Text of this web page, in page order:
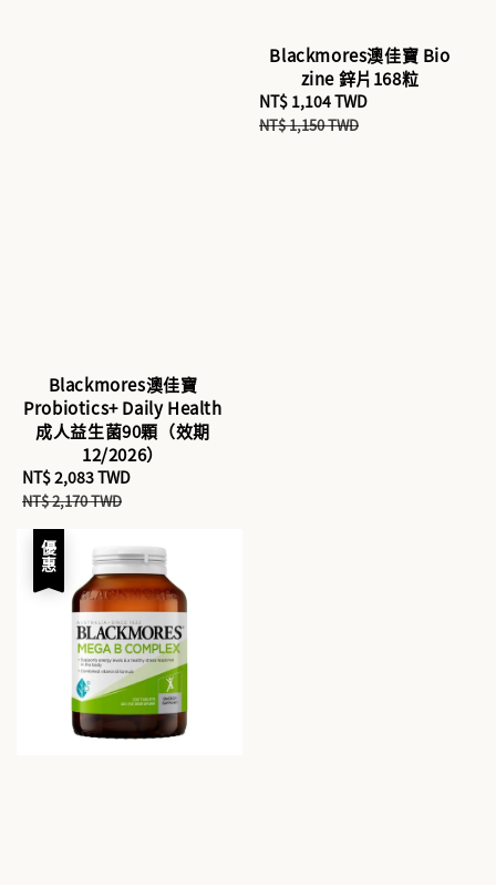
Blackmores澳佳寶
Probiotics+ Daily Health
成人益生菌90顆（效期
12/2026）
Sale
price
NT$ 2,083 TWD
NT$ 2,170 TWD
Blackmores澳佳寶 Bio
zine 鋅片168粒
Sale
price
NT$ 1,104 TWD
NT$ 1,150 TWD
優惠